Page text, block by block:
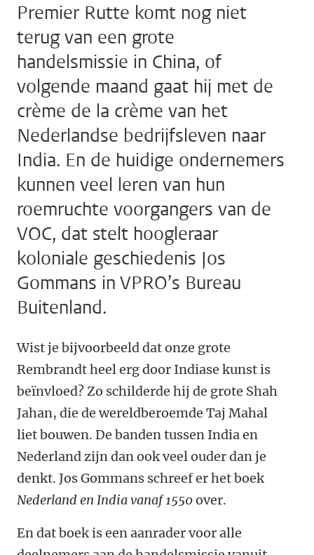
Premier Rutte komt nog niet
terug van een grote
handelsmissie in China, of
volgende maand gaat hij met de
crème de la crème van het
Nederlandse bedrijfsleven naar
India. En de huidige ondernemers
kunnen veel leren van hun
roemruchte voorgangers van de
VOC, dat stelt hoogleraar
koloniale geschiedenis Jos
Gommans in VPRO’s Bureau
Buitenland.
Wist je bijvoorbeeld dat onze grote
Rembrandt heel erg door Indiase kunst is
beïnvloed? Zo schilderde hij de grote Shah
Jahan, die de wereldberoemde Taj Mahal
liet bouwen. De banden tussen India en
Nederland zijn dan ook veel ouder dan je
denkt. Jos Gommans schreef er het boek
Nederland en India vanaf 1550over.
En dat boek is een aanrader voor alle